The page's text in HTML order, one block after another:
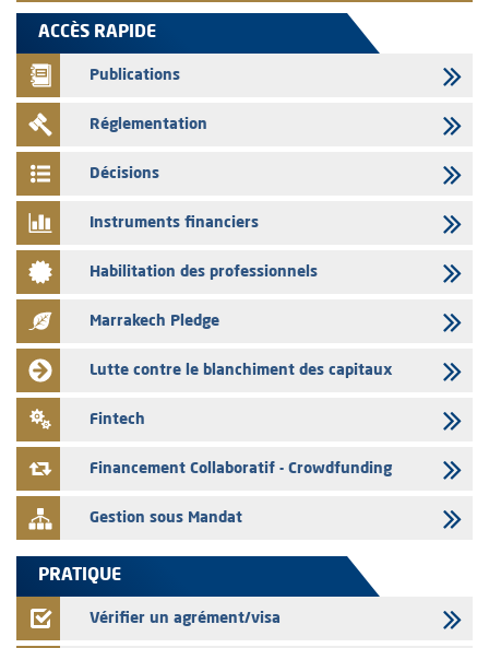
L’AMMC met sur son site internet les publications réalisées par les
émetteurs en date du 5 août 2026
04/08/2026
L’AMMC met sur son site internet les publications réalisées par les
émetteurs en date du 4 août 2026
Saham Bank – Mise à jour annuelle du dossier d’information relatif au
03/08/2026
L’AMMC met sur son site internet les publications réalisées par les
émetteurs en date du 3 août 2026
03/08/2026
Liste des agréments et visas d'OPCVM accordés par l'AMMC pour le
mois de juillet 2026
03/08/2026
L' AMMC publie les indicateurs mensuels du marché des capitaux pour
le mois de Juin 2026
ACCÈS RAPIDE
Publications
Réglementation
Décisions
Instruments financiers
Habilitation des professionnels
Marrakech Pledge
Lutte contre le blanchiment des capitaux
Fintech
Financement Collaboratif - Crowdfunding
Gestion sous Mandat
PRATIQUE
Vérifier un agrément/visa